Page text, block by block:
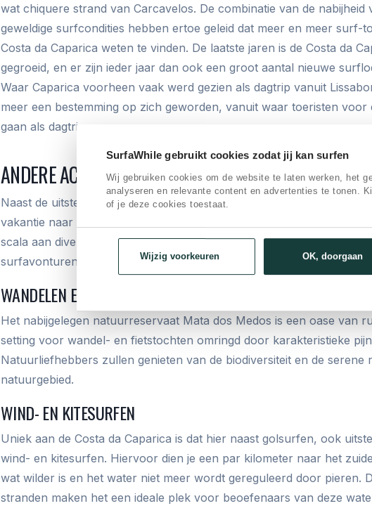
SurfaWhile gebruikt cookies zodat jij kan surfen
Wij gebruiken cookies om de website te laten werken, het
analyseren en relevante content en advertenties te tonen.
of je deze cookies toestaat.
Wijzig voorkeuren OK, doorgaan
wat chiquere strand van Carcavelos. De combinatie van de nabijheid
geweldige surfcondities hebben ertoe geleid dat meer en meer surf-
Costa da Caparica weten te vinden. De laatste jaren is de Costa da
gegroeid, en er zijn ieder jaar dan ook een groot aantal nieuwe
Waar Caparica voorheen vaak werd gezien als dagtrip vanuit
meer een bestemming op zich geworden, vanuit waar toeristen voor
gaan als dagtrip.
ANDERE ACTIVITEITEN IN EN RONDOM DE COSTA DA
Naast de uitstekende golven van de Costa da Caparica, zijn er nog
vakantie naar de Costa da Caparica te plannen. Het plaatsje en haar
scala aan diverse activiteiten voor bezoekers die op zoek zijn naar
surfavonturen.
WANDELEN EN MOUNTAINBIKEN IN MATA DOS MEDOS
Het nabijgelegen natuurreservaat Mata dos Medos is een oase van
setting voor wandel- en fietstochten omringd door karakteristieke
Natuurliefhebbers zullen genieten van de biodiversiteit en de serene
natuurgebied.
WIND- EN KITESURFEN
Uniek aan de Costa da Caparica is dat hier naast golsurfen, ook
wind- en kitesurfen. Hiervoor dien je een par kilometer naar het
wat wilder is en het water niet meer wordt gereguleerd door pieren.
stranden maken het een ideale plek voor beoefenaars van deze